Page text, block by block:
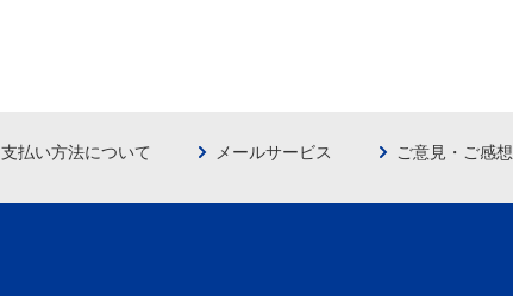
支払い方法について メールサービス ご意見・ご感想